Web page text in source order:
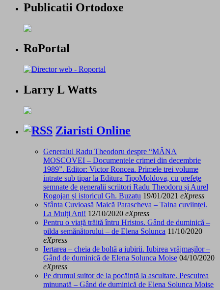
Publicatii Ortodoxe
RoPortal
Larry L Watts
Ziaristi Online
Generalul Radu Theodoru despre “MÂNA
MOSCOVEI – Documentele crimei din decembrie
1989”. Editor: Victor Roncea. Primele trei volume
intrate sub tipar la Editura TipoMoldova, cu prefețe
semnate de generalii scriitori Radu Theodoru și Aurel
Rogojan și istoricul Gh. Buzatu 19/01/2021 eXpress
Sfânta Cuvioasă Maică Parascheva – Taina cuviinței.
La Mulți Ani! 12/10/2020 eXpress
Pentru o viață trăită întru Hristos. Gând de duminică –
pilda semănătorului – de Elena Solunca 11/10/2020
eXpress
Iertarea – cheia de boltă a iubirii. Iubirea vrăjmașilor –
Gând de duminică de Elena Solunca Moise 04/10/2020
eXpress
Pe drumul suitor de la pocăință la ascultare. Pescuirea
minunată – Gând de duminică de Elena Solunca Moise